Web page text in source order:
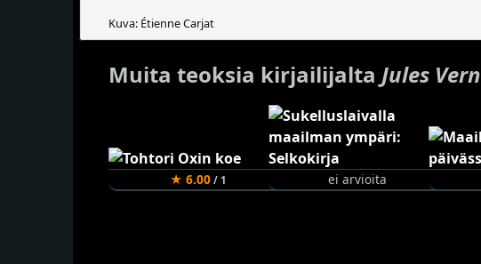
Kuva: Étienne Carjat
Muita teoksia kirjailijalta Jules
★ 6.00/ 1 ei arvioita